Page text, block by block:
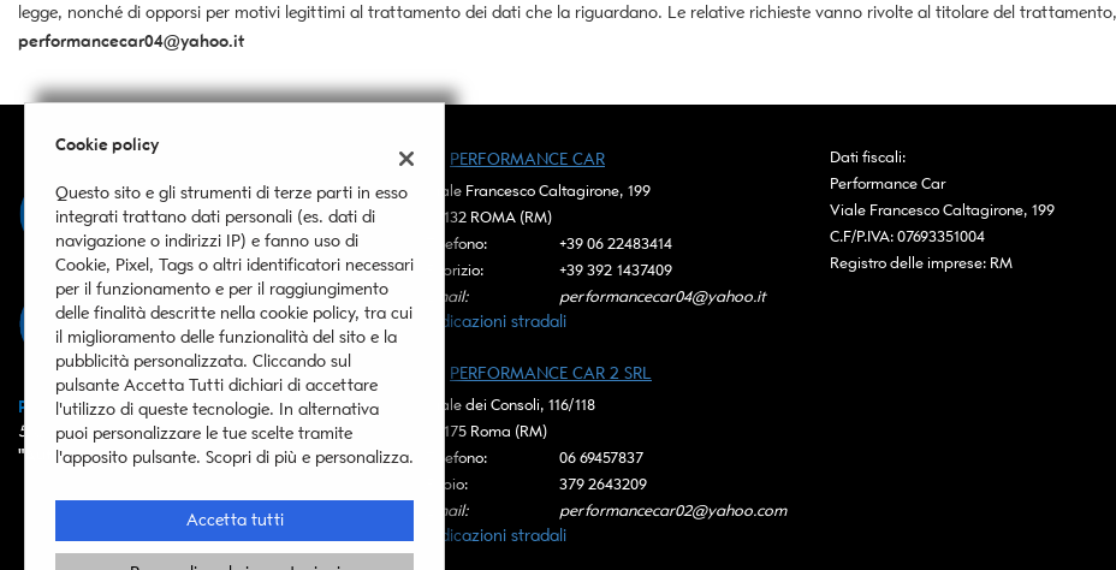
legge, nonché di opporsi per motivi legittimi al trattamento dei dati che la riguardano. Le relative richieste vanno rivolte al titolare del
performancecar04@yahoo.it
Performancecar
5
Clienti soddisfatti
" Auto usate"
PERFORMANCE CAR
Viale Francesco Caltagirone, 199
00132 ROMA (RM)
Telefono:
+39 06 22483414
Fabrizio:
+39 392 1437409
Email:
performancecar04@yahoo.it
Indicazioni stradali
PERFORMANCE CAR 2 SRL
Viale dei Consoli, 116/118
00175 Roma (RM)
Telefono:
06 69457837
Fabio:
379 2643209
Email:
performancecar02@yahoo.com
Indicazioni stradali
Dati fiscali:
Performance Car
Viale Francesco Caltagirone, 199
C.F/P.IVA:07693351004
Registro delle imprese: RM
Cookie policy
Questo sito e gli strumenti di terze parti in esso
integrati trattano dati personali (es. dati di
navigazione o indirizzi IP) e fanno uso di
Cookie, Pixel, Tags o altri identificatori necessari
per il funzionamento e per il raggiungimento
delle finalità descritte nella cookie policy, tra cui
il miglioramento delle funzionalità del sito e la
pubblicità personalizzata. Cliccando sul
pulsante Accetta Tutti dichiari di accettare
l'utilizzo di queste tecnologie. In alternativa
puoi personalizzare le tue scelte tramite
l'apposito pulsante. Scopri di più e personalizza.
Accetta tutti
Leggi
la